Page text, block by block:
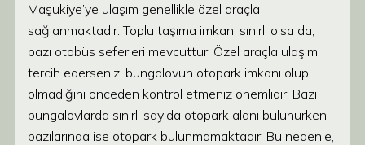
Maşukiye’ye ulaşım genellikle özel araçla
sağlanmaktadır. Toplu taşıma imkanı sınırlı olsa da,
bazı otobüs seferleri mevcuttur. Özel araçla ulaşım
tercih ederseniz, bungalovun otopark imkanı olup
olmadığını önceden kontrol etmeniz önemlidir. Bazı
bungalovlarda sınırlı sayıda otopark alanı bulunurken,
bazılarında ise otopark bulunmamaktadır. Bu nedenle,